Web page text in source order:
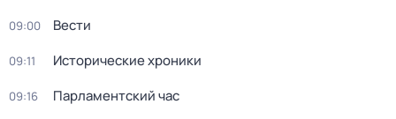
09:00 Вести
09:11 Исторические хроники
09:16 Парламентский час